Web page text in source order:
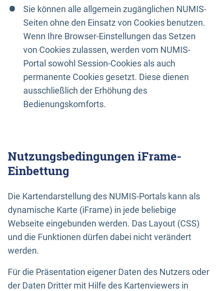
Sie können alle allgemein zugänglichen NUMIS-
Seiten ohne den Einsatz von Cookies benutzen.
Wenn Ihre Browser-Einstellungen das Setzen
von Cookies zulassen, werden vom NUMIS-
Portal sowohl Session-Cookies als auch
permanente Cookies gesetzt. Diese dienen
ausschließlich der Erhöhung des
Bedienungskomforts.
Nutzungsbedingungen iFrame-
Einbettung
Die Kartendarstellung des NUMIS-Portals kann als
dynamische Karte (iFrame) in jede beliebige
Webseite eingebunden werden. Das Layout (CSS)
und die Funktionen dürfen dabei nicht verändert
werden.
Für die Präsentation eigener Daten des Nutzers oder
der Daten Dritter mit Hilfe des Kartenviewers in